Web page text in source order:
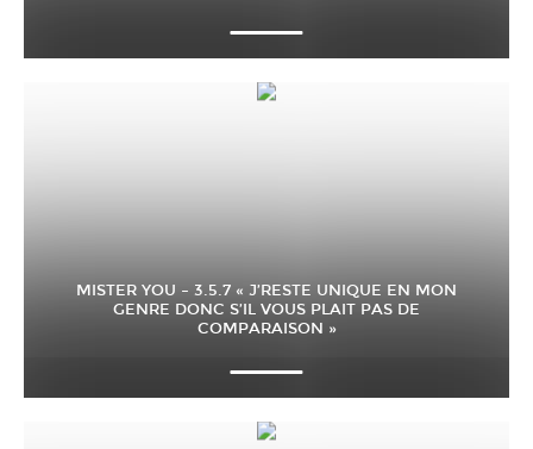
MISTER YOU – 3.5.7 « J’RESTE UNIQUE EN MON
GENRE DONC S’IL VOUS PLAIT PAS DE
COMPARAISON »